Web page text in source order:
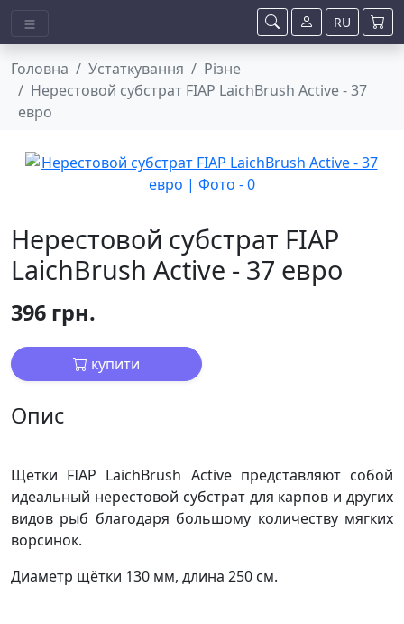
Головна Устаткування
Різне
Нерестовой субстрат FIAP LaichBrush Active - 37
евро
Нерестовой субстрат FIAP
LaichBrush Active - 37 евро
396 грн.
купити
Опис
Щётки FIAP LaichBrush Active представляют собой
идеальный нерестовой субстрат для карпов и других
видов рыб благодаря большому количеству мягких
ворсинок.
Диаметр щётки 130 мм, длина 250 см.
RU